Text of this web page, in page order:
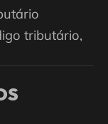
tributário,